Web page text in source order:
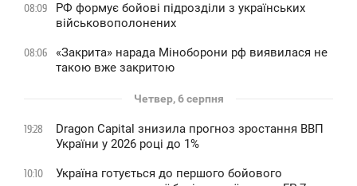
08:09
РФ формує бойові підрозділи з українських
військовополонених
08:06
«Закрита» нарада Міноборони рф виявилася не
такою вже закритою
Четвер, 6 серпня
19:28
Dragon Capital знизила прогноз зростання ВВП
України у 2026 році до 1%
10:10
Україна готується до першого бойового